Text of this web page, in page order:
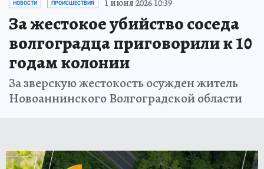
НОВОСТИ ПРОИСШЕСТВИЯ 1 июня 2026 10:39
За жестокое убийство соседа
волгоградца приговорили к 10
годам колонии
За зверскую жестокость осужден житель
Новоаннинского Волгоградской области